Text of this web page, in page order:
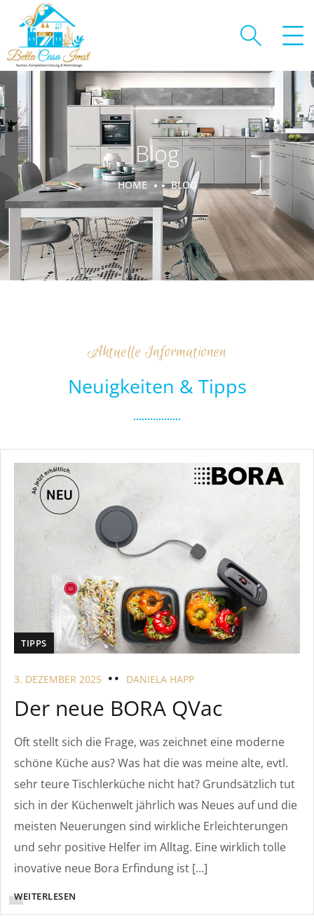
Blog
HOME BLOG
Aktuelle Informationen
Neuigkeiten & Tipps
TIPPS
3. DEZEMBER 2025 DANIELA HAPP
Der neue BORA QVac
Oft stellt sich die Frage, was zeichnet eine moderne
schöne Küche aus? Was hat die was meine alte, evtl.
sehr teure Tischlerküche nicht hat? Grundsätzlich tut
sich in der Küchenwelt jährlich was Neues auf und die
meisten Neuerungen sind wirkliche Erleichterungen
und sehr positive Helfer im Alltag. Eine wirklich tolle
inovative neue Bora Erfindung ist […]
WEITERLESEN